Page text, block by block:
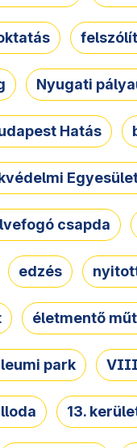
Nyugati
Hatás
csapda
edzés
életmentő
park
13.